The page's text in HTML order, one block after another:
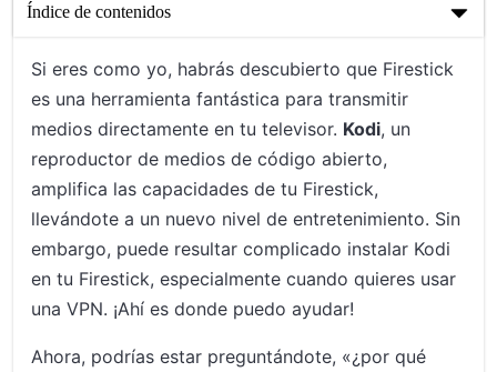
Índice de contenidos
Cómo instalar Kodi en Firestick con una VPN
Entendiendo Kodi y su Atractivo
Paso a paso: Instalación de Kodi en tu Firestick con una VPN
Reflexiones finales sobre el uso de Kodi con una VPN en
Firestick
Si eres como yo, habrás descubierto que Firestick
es una herramienta fantástica para transmitir
medios directamente en tu televisor. Kodi, un
reproductor de medios de código abierto,
amplifica las capacidades de tu Firestick,
llevándote a un nuevo nivel de entretenimiento. Sin
embargo, puede resultar complicado instalar Kodi
en tu Firestick, especialmente cuando quieres usar
una VPN. ¡Ahí es donde puedo ayudar!
Ahora, podrías estar preguntándote, «¿por qué